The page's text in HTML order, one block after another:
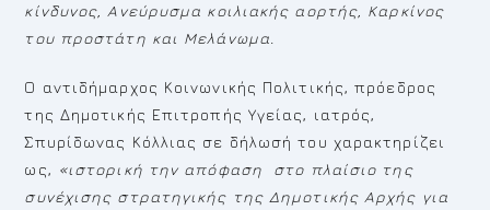
κίνδυνος, Ανεύρυσμα κοιλιακής αορτής, Καρκίνος
του προστάτη και Μελάνωμα.
Ο αντιδήμαρχος Κοινωνικής Πολιτικής, πρόεδρος
της Δημοτικής Επιτροπής Υγείας, ιατρός,
Σπυρίδωνας Κόλλιας σε δήλωσή του χαρακτηρίζει
ως, «ιστορική την απόφαση στο πλαίσιο της
συνέχισης στρατηγικής της Δημοτικής Αρχής για